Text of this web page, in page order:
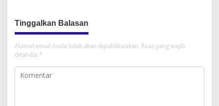
Tinggalkan Balasan
Alamat email Anda tidak akan dipublikasikan. Ruas yang wajib
ditandai *